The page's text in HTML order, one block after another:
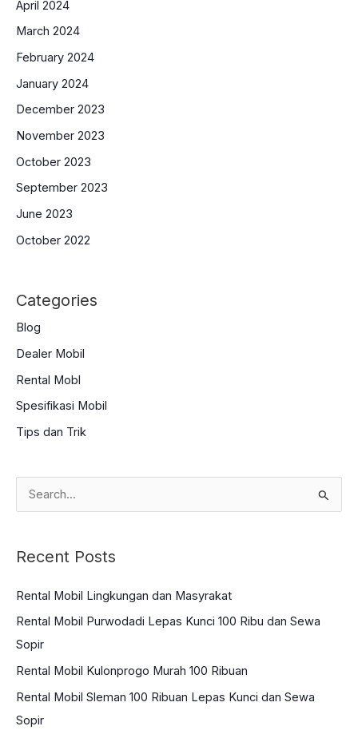
April 2024
March 2024
February 2024
January 2024
December 2023
November 2023
October 2023
September 2023
June 2023
October 2022
Categories
Blog
Dealer Mobil
Rental Mobl
Spesifikasi Mobil
Tips dan Trik
e
r
h
f
o
r
:
Recent Posts
Rental Mobil Lingkungan dan Masyrakat
Rental Mobil Purwodadi Lepas Kunci 100 Ribu dan Sewa
Sopir
Rental Mobil Kulonprogo Murah 100 Ribuan
Rental Mobil Sleman 100 Ribuan Lepas Kunci dan Sewa
Sopir